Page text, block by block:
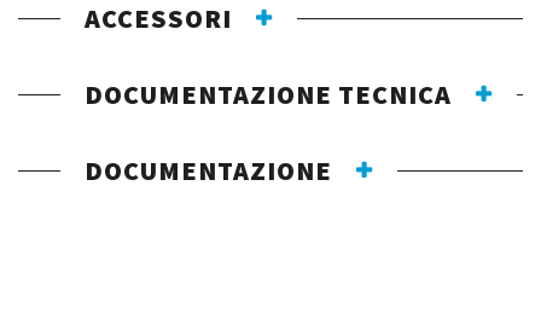
ACCESSORI
DOCUMENTAZIONE TECNICA
DOCUMENTAZIONE